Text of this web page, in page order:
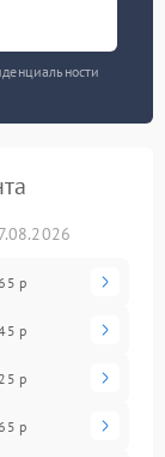
р
р
р
р